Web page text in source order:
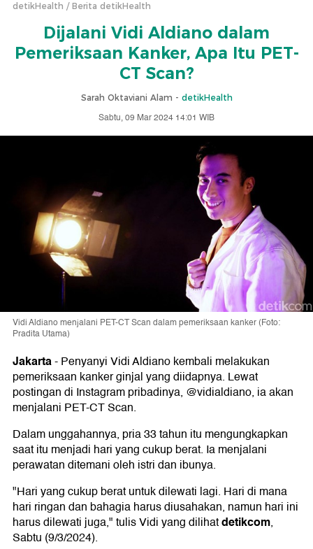
detikHealth Berita detikHealth
Dijalani Vidi Aldiano dalam
Pemeriksaan Kanker, Apa Itu PET-
CT Scan?
Sarah Oktaviani Alam - detikHealth
Sabtu, 09 Mar 2024 14:01 WIB
Vidi Aldiano menjalani PET-CT Scan dalam pemeriksaan kanker (Foto:
Pradita Utama)
Jakarta-Penyanyi Vidi Aldiano kembali melakukan
pemeriksaan kanker ginjal yang diidapnya. Lewat
postingan di Instagram pribadinya, @vidialdiano, ia akan
menjalani PET-CT Scan.
Dalam unggahannya, pria 33 tahun itu mengungkapkan
saat itu menjadi hari yang cukup berat. Ia menjalani
perawatan ditemani oleh istri dan ibunya.
"Hari yang cukup berat untuk dilewati lagi. Hari di mana
hari ringan dan bahagia harus diusahakan, namun hari ini
harus dilewati juga," tulis Vidi yang dilihatdetikcom,
Sabtu (9/3/2024).